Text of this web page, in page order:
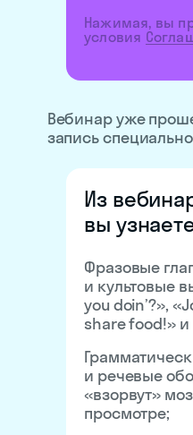
Вебинар уже
запись
Из
вы
Фразовые
и культовые
you doin’?»,
share food!» и
и речевые
«взорвут»
просмотре;
Нажимая, вы
условия